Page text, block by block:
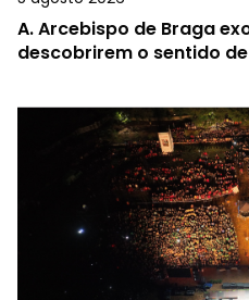
A.Arcebispo de Braga
descobrirem o sentido